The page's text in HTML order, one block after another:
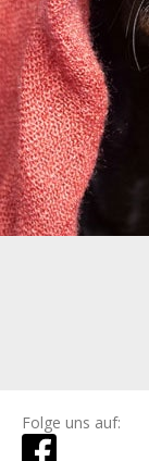
Folge uns auf: